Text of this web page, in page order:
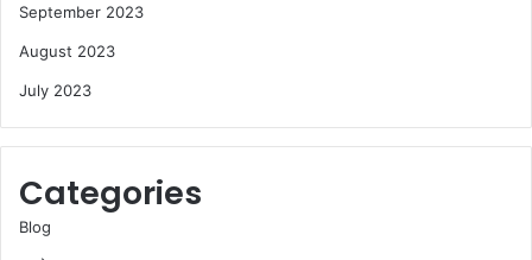
September 2023
August 2023
July 2023
Categories
Blog